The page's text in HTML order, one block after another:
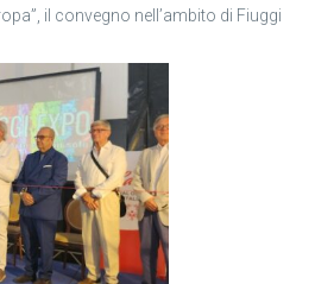
il convegno nell’ambito di Fiuggi